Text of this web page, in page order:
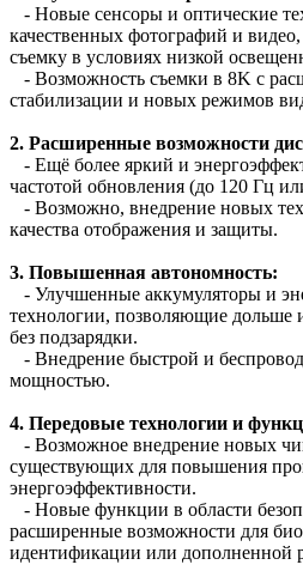
- Новые сенсоры и оптические
качественных фотографий и
съемку в условиях низкой
- Возможность съемки в 8K с
стабилизации и новых режимов
2. Расширенные возможности
- Ещё более яркий и
частотой обновления (до 120 Гц
- Возможно, внедрение новых
качества отображения и защиты.
3. Повышенная автономность:
- Улучшенные аккумуляторы и
технологии, позволяющие дольше
без подзарядки.
- Внедрение быстрой и
мощностью.
4. Передовые технологии и
- Возможное внедрение новых
существующих для повышения
энергоэффективности.
- Новые функции в области
расширенные возможности для
идентификации или дополненной